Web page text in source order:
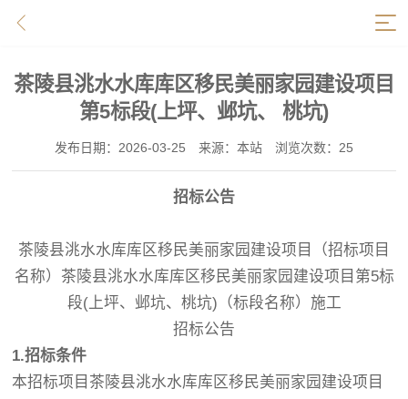
茶陵县洮水水库库区移民美丽家园建设项目
第5标段(上坪、邺坑、 桃坑)
发布日期：2026-03-25 来源：本站 浏览次数：25
招标公告
茶陵县洮水水库库区移民美丽家园建设项目（招标项目
名称）茶陵县洮水水库库区移民美丽家园建设项目第5标
段(上坪、邺坑、桃坑)（标段名称）施工
招标公告
1.招标条件
本招标项目茶陵县洮水水库库区移民美丽家园建设项目